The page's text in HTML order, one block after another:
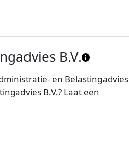
B.V.
en Belastingadvies
B.V.? Laat een